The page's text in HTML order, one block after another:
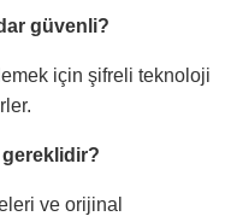
güvenli?
için şifreli teknoloji
gereklidir?
ve orijinal